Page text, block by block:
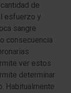
de
esfuerzo y
sangre
consecuencia
ver estos
determinar
Habitualmente